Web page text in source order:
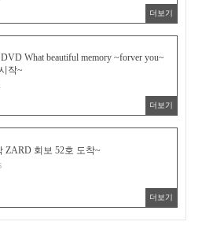
더보기
What beautiful memory ~forver you~
작~
더보기
ZARD 회보 52호 도착~
더보기